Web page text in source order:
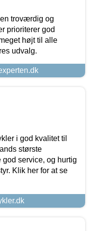
troværdig og
prioriterer god
højt til alle
udvalg.
i god kvalitet til
største
service, og hurtig
Klik her for at se